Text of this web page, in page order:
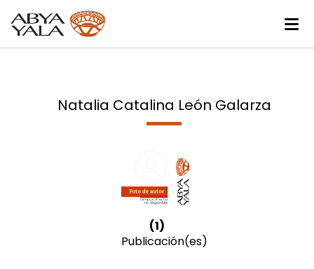
Natalia Catalina León Galarza
(1)
Publicación(es)